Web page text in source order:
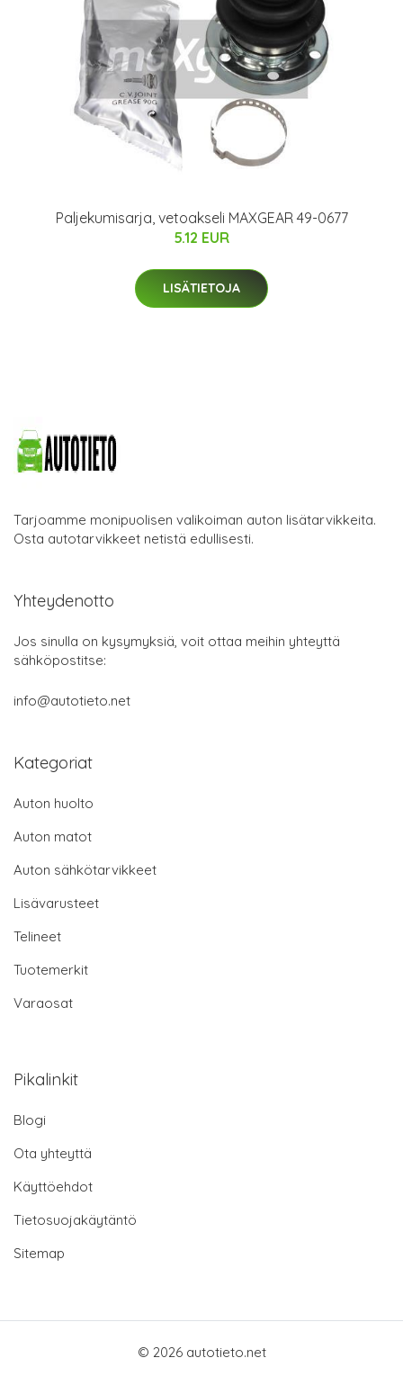
Paljekumisarja, vetoakseli MAXGEAR 49-0677
5.12 EUR
LISÄTIETOJA
Tarjoamme monipuolisen valikoiman auton lisätarvikkeita.
Osta autotarvikkeet netistä edullisesti.
Yhteydenotto
Jos sinulla on kysymyksiä, voit ottaa meihin yhteyttä
sähköpostitse:
info@autotieto.net
Kategoriat
Auton huolto
Auton matot
Auton sähkötarvikkeet
Lisävarusteet
Telineet
Tuotemerkit
Varaosat
Pikalinkit
Blogi
Ota yhteyttä
Käyttöehdot
Tietosuojakäytäntö
Sitemap
© 2026 autotieto.net